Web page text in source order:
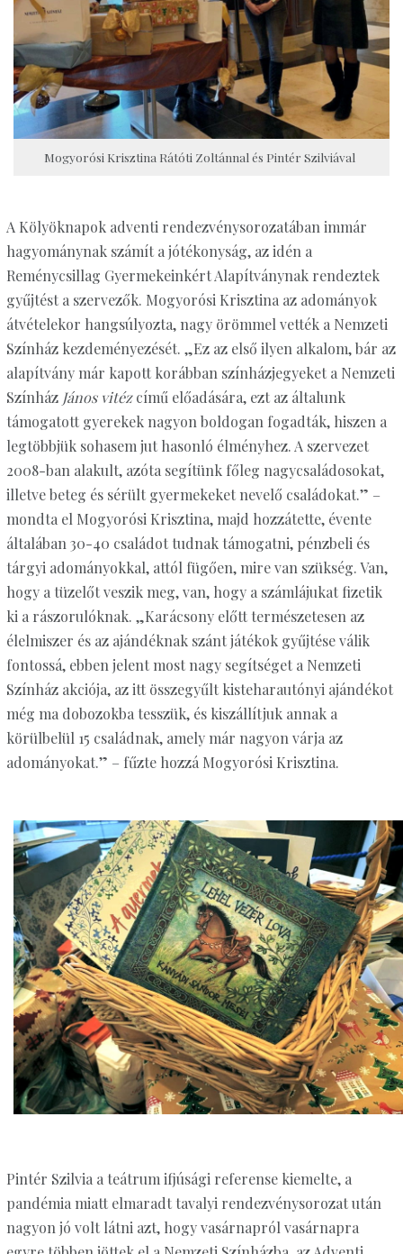
Mogyorósi Krisztina Rátóti Zoltánnal és Pintér Szilviával
A Kölyöknapok adventi rendezvénysorozatában immár
hagyománynak számít a jótékonyság, az idén a
Reménycsillag Gyermekeinkért Alapítványnak rendeztek
gyűjtést a szervezők. Mogyorósi Krisztina az adományok
átvételekor hangsúlyozta, nagy örömmel vették a Nemzeti
Színház kezdeményezését. „Ez az első ilyen alkalom, bár az
alapítvány már kapott korábban színházjegyeket a Nemzeti
Színház János vitézcímű előadására, ezt az általunk
támogatott gyerekek nagyon boldogan fogadták, hiszen a
legtöbbjük sohasem jut hasonló élményhez. A szervezet
2008-ban alakult, azóta segítünk főleg nagycsaládosokat,
illetve beteg és sérült gyermekeket nevelő családokat.” –
mondta el Mogyorósi Krisztina, majd hozzátette, évente
általában 30-40 családot tudnak támogatni, pénzbeli és
tárgyi adományokkal, attól fügően, mire van szükség. Van,
hogy a tüzelőt veszik meg, van, hogy a számlájukat fizetik
ki a rászorulóknak. „Karácsony előtt természetesen az
élelmiszer és az ajándéknak szánt játékok gyűjtése válik
fontossá, ebben jelent most nagy segítséget a Nemzeti
Színház akciója, az itt összegyűlt kisteharautónyi ajándékot
még ma dobozokba tesszük, és kiszállítjuk annak a
körülbelül 15 családnak, amely már nagyon várja az
adományokat.” – fűzte hozzá Mogyorósi Krisztina.
Pintér Szilvia a teátrum ifjúsági referense kiemelte, a
pandémia miatt elmaradt tavalyi rendezvénysorozat után
nagyon jó volt látni azt, hogy vasárnapról vasárnapra